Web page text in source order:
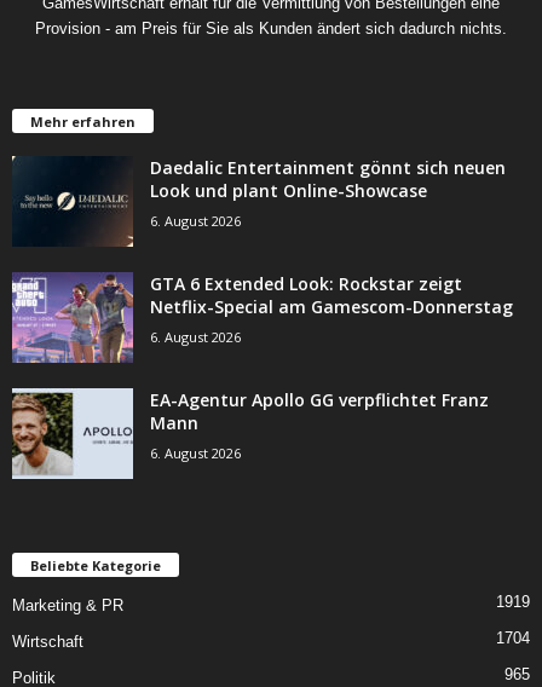
Provision - am Preis für Sie als Kunden ändert sich dadurch nichts.
Mehr erfahren
Daedalic Entertainment gönnt sich neuen
Look und plant Online-Showcase
6. August 2026
GTA 6 Extended Look: Rockstar zeigt
Netflix-Special am Gamescom-Donnerstag
6. August 2026
EA-Agentur Apollo GG verpflichtet Franz
Mann
6. August 2026
Beliebte Kategorie
Marketing & PR 1919
Wirtschaft 1704
Politik 965